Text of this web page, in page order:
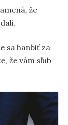
že
sa hanbiť za
že vám sľub